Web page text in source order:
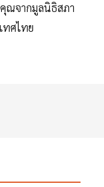
คุณจากมูลนิธิสภา
ทศไทย